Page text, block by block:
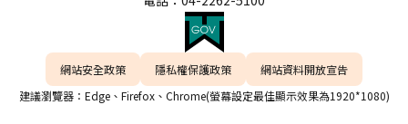
網站安全政策 隱私權保護政策
網站資料開放宣告
建議瀏覽器：Edge、Firefox、Chrome(螢幕設定最佳顯示效果為1920*1080)